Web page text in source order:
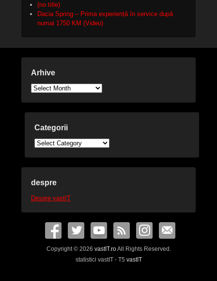
(no title)
Dacia Spring – Prima experiență în service după
numai 1750 KM (Video)
Arhive
Arhive
Categorii
Categorii
despre
Despre vastIT
Copyright © 2026 vastIT.roAll Rights Reserved.
statistici vastIT - T5 vastIT